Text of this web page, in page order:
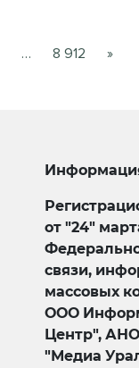
… 8 912 »
от "24"
связи,
массовых
ООО
Центр",
"Медиа